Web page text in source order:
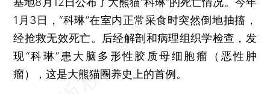
1月3日，“科琳”在室内正常采食时突然倒地抽搐，
经抢救无效死亡。后经解剖和病理组织学检查，发
现“科琳”患大脑多形性胶质母细胞瘤（恶性肿
瘤），这是大熊猫圈养史上的首例。